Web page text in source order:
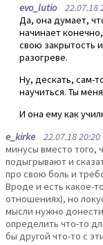
evo_lutio22.07.18
Да, она думает,
начинает
свою закрытость
разогреве.
Ну, дескать, сам-
научиться. Ты
И она ему как
e_kirke 22.07.18 20:20
минусы вместо того,
подыгрывают и
про свою боль и
Вроде и есть какое-
отношениях), но
мысли нужно
определить что-то
бы другой что-то с